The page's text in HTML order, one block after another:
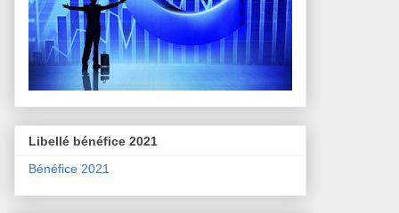
Libellé bénéfice 2021
Bénéfice 2021